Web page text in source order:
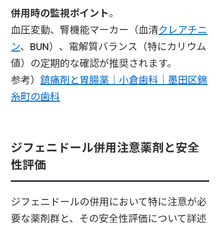
併用時の監視ポイント。
血圧変動、腎機能マーカー（血清クレアチニ
ン、BUN）、電解質バランス（特にカリウム
値）の定期的な確認が推奨されます。
参考）鎮痛剤と胃腸薬｜小倉歯科｜墨田区錦
糸町の歯科
ジフェニドール併用注意薬剤と安全
性評価
ジフェニドールの併用において特に注意が必
要な薬剤群と、その安全性評価について詳述